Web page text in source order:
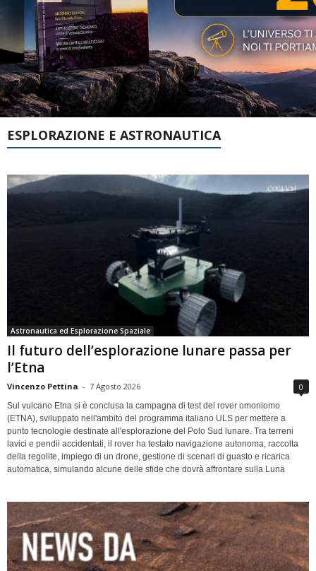
ESPLORAZIONE E ASTRONAUTICA
Astronautica ed Esplorazione Spaziale
Il futuro dell’esplorazione lunare passa per
l’Etna
Vincenzo Pettina - 7 Agosto 2026 0
Sul vulcano Etna si è conclusa la campagna di test del rover omoniomo
(ETNA), sviluppato nell'ambito del programma italiano ULS per mettere a
punto tecnologie destinate all'esplorazione del Polo Sud lunare. Tra terreni
lavici e pendii accidentati, il rover ha testato navigazione autonoma, raccolta
della regolite, impiego di un drone, gestione di scenari di guasto e ricarica
automatica, simulando alcune delle sfide che dovrà affrontare sulla Luna